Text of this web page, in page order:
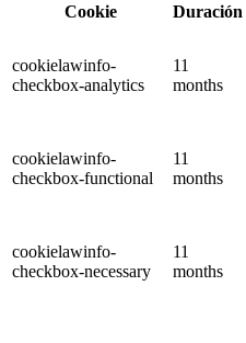
Cookie
Duración
cookielawinfo-
checkbox-analytics
11
months
cookielawinfo-
checkbox-functional
11
months
cookielawinfo-
checkbox-necessary
11
months